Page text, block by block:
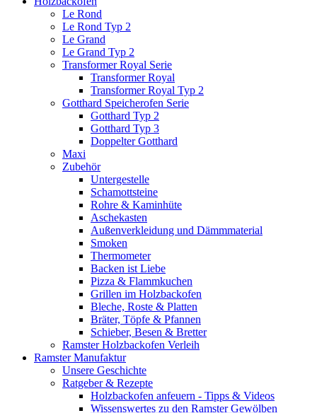
Le Rond
Le Rond Typ 2
Le Grand
Le Grand Typ 2
Transformer Royal Serie
Transformer Royal
Transformer Royal Typ 2
Gotthard Speicherofen Serie
Gotthard Typ 2
Gotthard Typ 3
Doppelter Gotthard
Maxi
Zubehör
Untergestelle
Schamottsteine
Rohre & Kaminhüte
Aschekasten
Außenverkleidung und Dämmmaterial
Smoken
Thermometer
Backen ist Liebe
Pizza & Flammkuchen
Grillen im Holzbackofen
Bleche, Roste & Platten
Bräter, Töpfe & Pfannen
Schieber, Besen & Bretter
Ramster Holzbackofen Verleih
Ramster Manufaktur
Unsere Geschichte
Ratgeber & Rezepte
Holzbackofen anfeuern - Tipps & Videos
Wissenswertes zu den Ramster Gewölben